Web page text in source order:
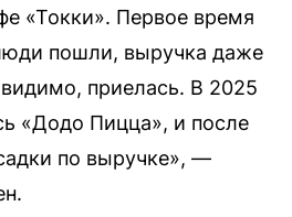
«Токки». Первое время
пошли, выручка даже
приелась. В 2025
«Додо Пицца», и после
по выручке», —